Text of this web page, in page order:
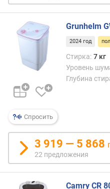
и
я
(
n
)
п
о
р
е
б
л
е
н
и
Спросить
Grunhelm
2024 год
Стирка: 7 кг
Уровень
Глубина
3 919 — 5 868
22 предложения
Camry CR